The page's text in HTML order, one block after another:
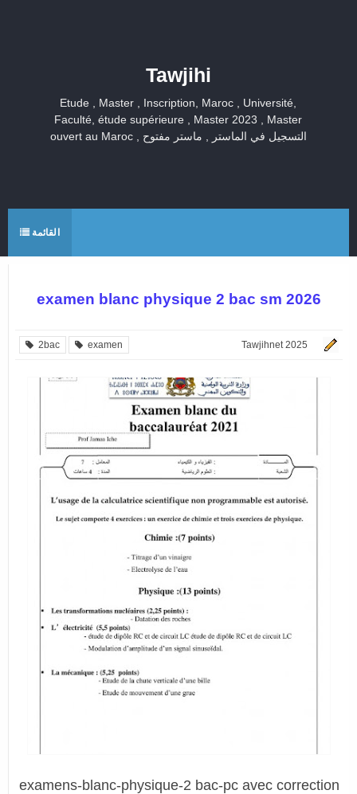
Tawjihi
Etude , Master , Inscription, Maroc , Université,
Faculté, étude supérieure , Master 2023 , Master
ouvert au Maroc , التسجيل في الماستر , ماستر مفتوح
القائمة
examen blanc physique 2 bac sm 2026
Tawjihnet 2025
2bac examen
examens-blanc-physique-2 bac-pc avec correction